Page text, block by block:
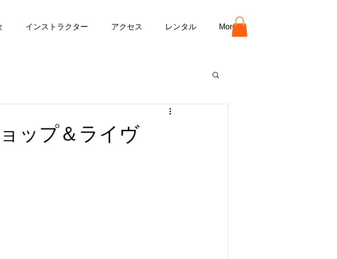
インストラクター アクセス レンタル More
ップ＆ライヴ